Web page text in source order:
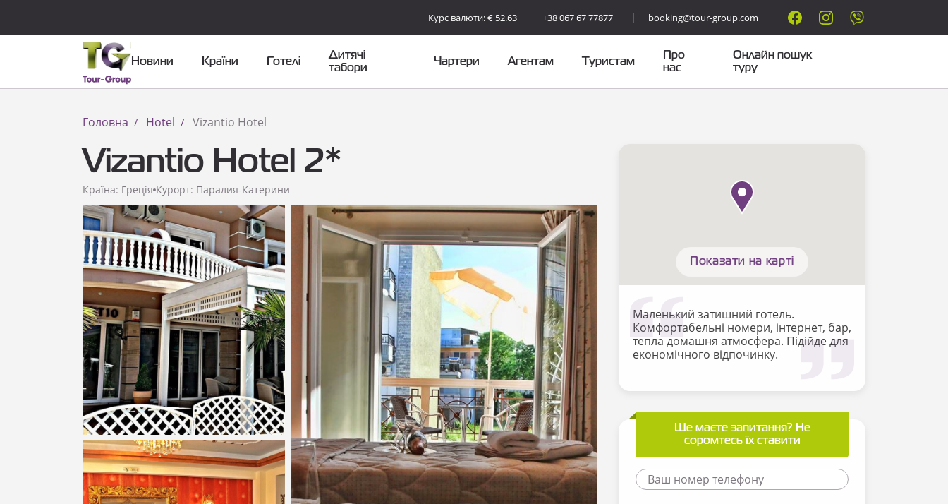
Курс валюти: € 52.63 +38 067 67 77877 booking@tour-group.com
Новини Країни Готелі
Дитячі
табори
Чартери Агентам Туристам
Про
нас
Онлайн пошук
туру
Головна Hotel Vizantio Hotel
Vizantio Hotel 2*
Країна: Греція Курорт: Паралия-Катерини
Показати всі фотографії
Показати на карті
Маленький затишний готель.
Комфортабельні номери, інтернет, бар,
тепла домашня атмосфера. Підійде для
економічного відпочинку.
Ще маєте запитання? Не
соромтесь їх ставити